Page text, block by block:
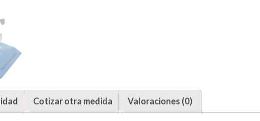
Cotizar otra medida Valoraciones (0)